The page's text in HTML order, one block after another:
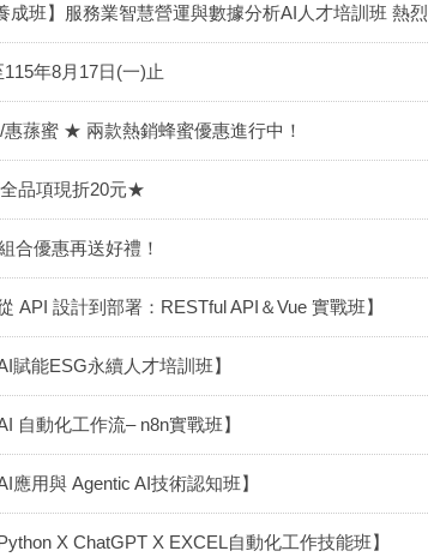
成班】服務業智慧營運與數據分析AI人才培訓班 熱
年8月17日(一)止
蓀蜜 ★ 兩款熱銷蜂蜜優惠進行中！
品項現折20元★
合優惠再送好禮！
API 設計到部署：RESTful API＆Vue 實戰班】
能ESG永續人才培訓班】
自動化工作流– n8n實戰班】
用與 Agentic AI技術認知班】
X ChatGPT X EXCEL自動化工作技能班】